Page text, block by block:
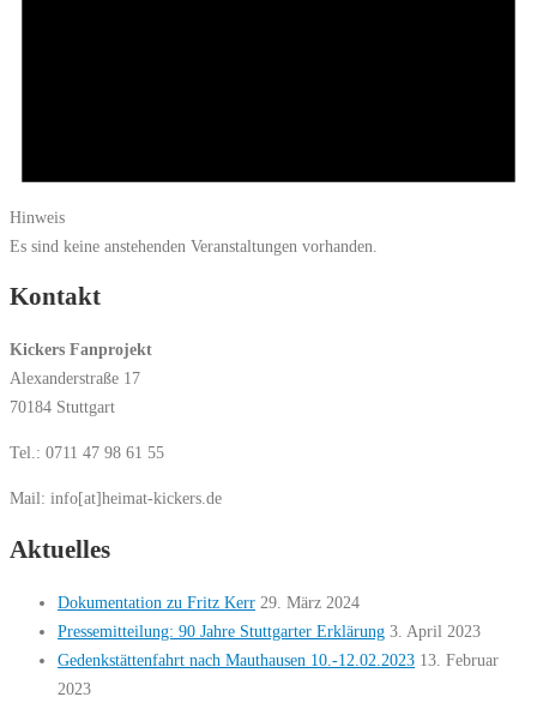
Hinweis
Es sind keine anstehenden Veranstaltungen vorhanden.
Kontakt
Kickers Fanprojekt
Alexanderstraße 17
70184 Stuttgart
Tel.: 0711 47 98 61 55
Mail: info[at]heimat-kickers.de
Aktuelles
Dokumentation zu Fritz Kerr 29. März 2024
Pressemitteilung: 90 Jahre Stuttgarter Erklärung 3. April 2023
Gedenkstättenfahrt nach Mauthausen 10.-12.02.2023 13. Februar
2023